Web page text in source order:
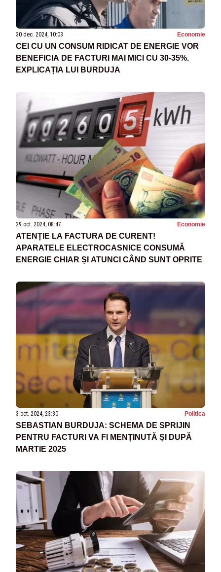
30 dec. 2024, 10:03 Economie
CEI CU UN CONSUM RIDICAT DE ENERGIE VOR
BENEFICIA DE FACTURI MAI MICI CU 30-35%.
EXPLICAȚIA LUI BURDUJA
29 oct. 2024, 08:47 Economie
ATENȚIE LA FACTURA DE CURENT!
APARATELE ELECTROCASNICE CONSUMĂ
ENERGIE CHIAR ȘI ATUNCI CÂND SUNT OPRITE
3 oct. 2024, 23:30 Politica
SEBASTIAN BURDUJA: SCHEMA DE SPRIJIN
PENTRU FACTURI VA FI MENȚINUTĂ ȘI DUPĂ
MARTIE 2025